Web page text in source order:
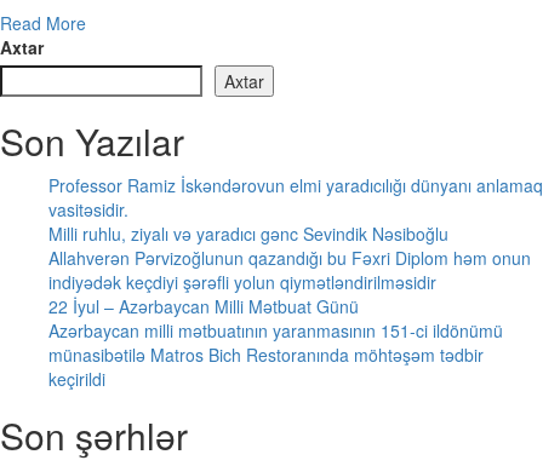
Read More
Axtar
Axtar
Son Yazılar
Professor Ramiz İskəndərovun elmi yaradıcılığı dünyanı anlamaq
vasitəsidir.
Milli ruhlu, ziyalı və yaradıcı gənc Sevindik Nəsiboğlu
Allahverən Pərvizoğlunun qazandığı bu Fəxri Diplom həm onun
indiyədək keçdiyi şərəfli yolun qiymətləndirilməsidir
22 İyul – Azərbaycan Milli Mətbuat Günü
Azərbaycan milli mətbuatının yaranmasının 151-ci ildönümü
münasibətilə Matros Bich Restoranında möhtəşəm tədbir
keçirildi
Son şərhlər